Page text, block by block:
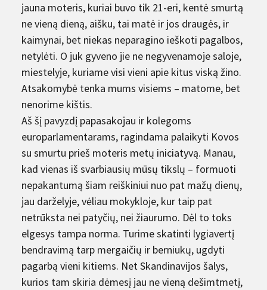
jauna moteris, kuriai buvo tik 21-eri, kentė smurtą
ne vieną dieną, aišku, tai matė ir jos draugės, ir
kaimynai, bet niekas neparagino ieškoti pagalbos,
netylėti. O juk gyveno jie ne negyvenamoje saloje,
miestelyje, kuriame visi vieni apie kitus viską žino.
Atsakomybė tenka mums visiems – matome, bet
nenorime kištis.
Aš šį pavyzdį papasakojau ir kolegoms
europarlamentarams, ragindama palaikyti Kovos
su smurtu prieš moteris metų iniciatyvą. Manau,
kad vienas iš svarbiausių mūsų tikslų – formuoti
nepakantumą šiam reiškiniui nuo pat mažų dienų,
jau darželyje, vėliau mokykloje, kur taip pat
netrūksta nei patyčių, nei žiaurumo. Dėl to toks
elgesys tampa norma. Turime skatinti lygiavertį
bendravimą tarp mergaičių ir berniukų, ugdyti
pagarbą vieni kitiems. Net Skandinavijos šalys,
kurios tam skiria dėmesį jau ne vieną dešimtmetį,